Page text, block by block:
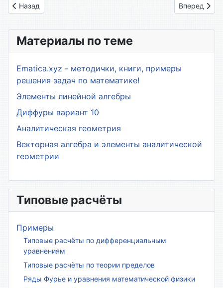
Предыдущий: 19. Лекция 18. Условный экстремум.
Назад Следующий:
Вперед
Материалы по теме
Ematica.xyz - методички, книги, примеры
решения задач по математике!
Элементы линейной алгебры
Диффуры вариант 10
Аналитическая геометрия
Векторная алгебра и элементы аналитической
геометрии
Типовые расчёты
Примеры
Типовые расчёты по дифференциальным
уравнениям
Типовые расчёты по теории пределов
Ряды Фурье и уравнения математической физики